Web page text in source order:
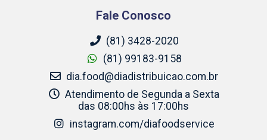
Fale Conosco
(81) 3428-2020
(81) 99183-9158
dia.food@diadistribuicao.com.br
Atendimento de Segunda a Sexta
das 08:00hs às 17:00hs
instagram.com/diafoodservice